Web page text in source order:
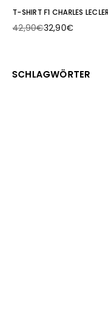
T-SHIRT F1 CHARLES
Normaler
42,90€32,90€
SCHLAGWÖRTER